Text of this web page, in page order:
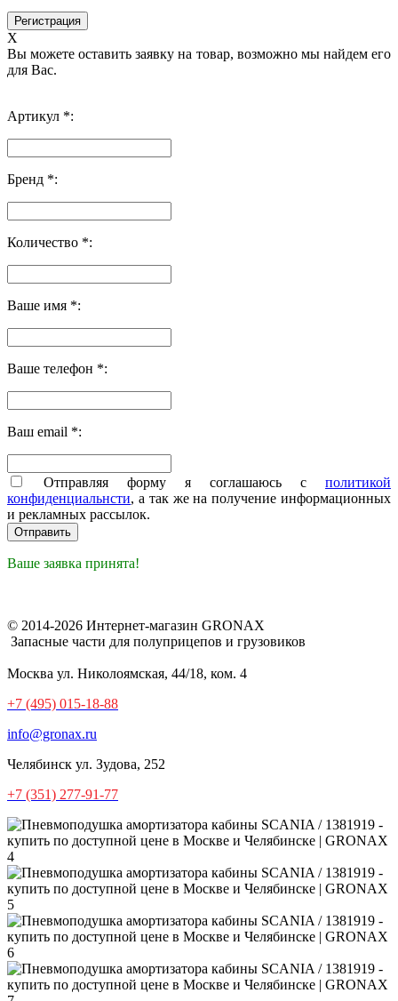
X
Вы можете оставить заявку на товар, возможно мы найдем его
для Вас.
Артикул *:
Бренд *:
Количество *:
Ваше имя *:
Ваше телефон *:
Ваш email *:
Отправляя форму я соглашаюсь с политикой
конфиденциальнсти, а так же на получение информационных
и рекламных рассылок.
Ваше заявка принята!
© 2014-2026 Интернет-магазин GRONAX
Запасные части для полуприцепов и грузовиков
Москва ул. Николоямская, 44/18, ком. 4
+7 (495) 015-18-88
info@gronax.ru
Челябинск ул. Зудова, 252
+7 (351) 277-91-77